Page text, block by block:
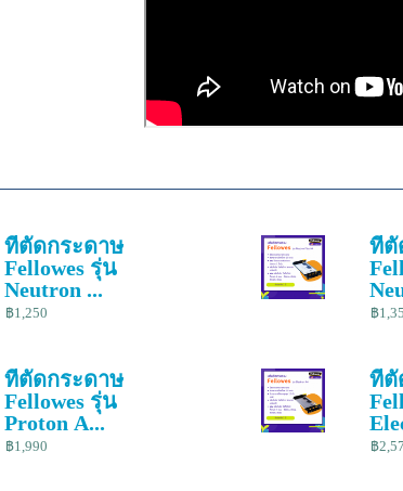
ที่ตัดกระดาษ
Fellowes รุ่น
Neutron ...
฿1,250
ที่ตั
฿
ที่ตัดกระดาษ
Fellowes รุ่น
Proton A...
฿1,990
ที่ตั
฿